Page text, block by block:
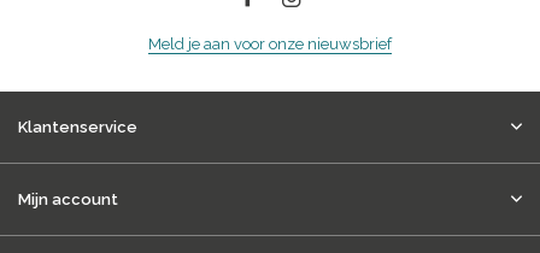
Meld je aan voor onze nieuwsbrief
Klantenservice
Mijn account